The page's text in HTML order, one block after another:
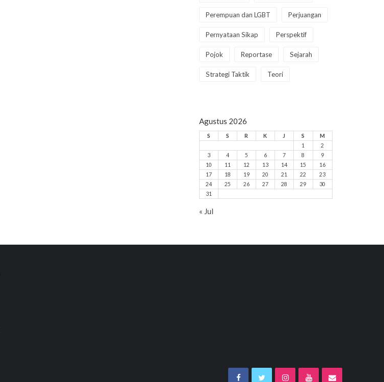
Perempuan dan LGBT Perjuangan
Pernyataan Sikap Perspektif
Pojok Reportase Sejarah
Strategi Taktik Teori
Agustus 2026
S S R K J S
M
1
2
3
4 5 6 7 8
9
10
11 12 13 14 15
16
17
18 19 20 21 22
23
24
25 26 27 28 29
30
31
« Jul